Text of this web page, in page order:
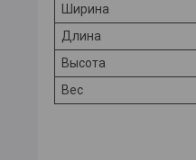
Ширина
Длина
Высота
Вес